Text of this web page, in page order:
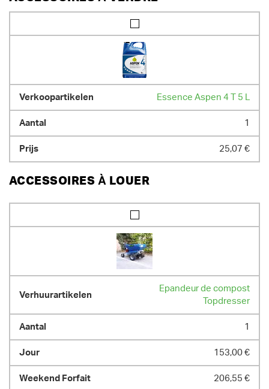
70.00 kg
Essence Aspen 4 T 5 L
1
25,07 €
ACCESSOIRES À LOUER
Epandeur de compost
Topdresser
1
153,00 €
206,55 €